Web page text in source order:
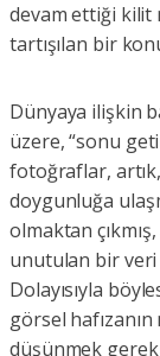
devam ettiği kilit
tartışılan bir
Dünyaya ilişkin
üzere, “sonu
fotoğraflar,
doygunluğa
olmaktan
unutulan bir veri
Dolayısıyla
görsel
düşünmek